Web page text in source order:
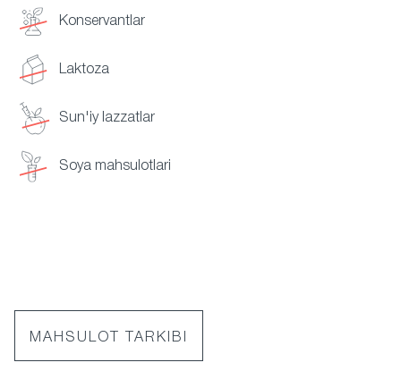
Konservantlar
Laktoza
Sun'iy lazzatlar
Soya mahsulotlari
MAHSULOT TARKIBI